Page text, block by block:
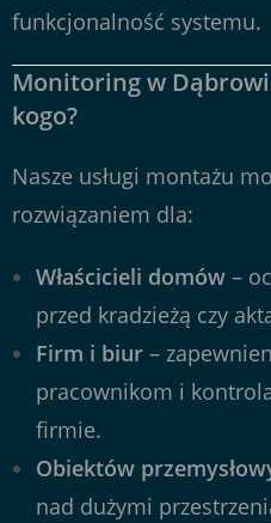
funkcjonalność systemu.
Monitoring w
kogo?
Nasze usługi montażu
rozwiązaniem dla:
Właścicieli domów –
przed kradzieżą czy
Firm i biur –
pracownikom i
firmie.
Obiektów
nad dużymi